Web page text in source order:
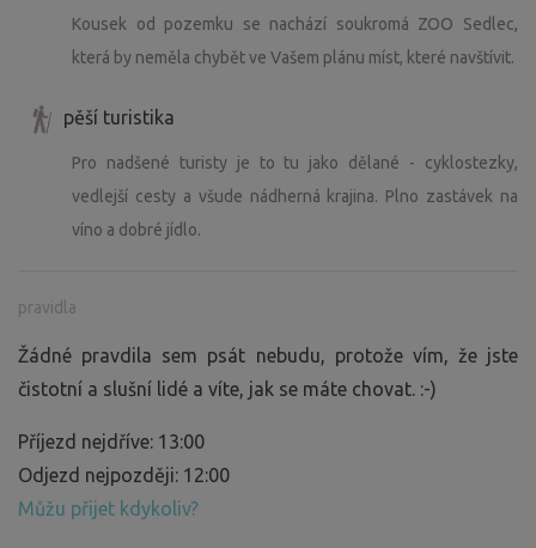
Kousek od pozemku se nachází soukromá ZOO Sedlec,
která by neměla chybět ve Vašem plánu míst, které navštívit.
pěší turistika
Pro nadšené turisty je to tu jako dělané - cyklostezky,
vedlejší cesty a všude nádherná krajina. Plno zastávek na
víno a dobré jídlo.
pravidla
Žádné pravdila sem psát nebudu, protože vím, že jste
čistotní a slušní lidé a víte, jak se máte chovat. :-)
Příjezd nejdříve: 13:00
Odjezd nejpozději: 12:00
Můžu přijet kdykoliv?